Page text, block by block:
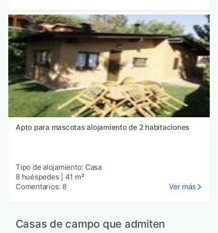
Apto para mascotas alojamiento de 2 habitaciones
Tipo de alojamiento: Casa
8 huéspedes
41 m²
Comentarios: 8
Ver más
Casas de campo que admiten